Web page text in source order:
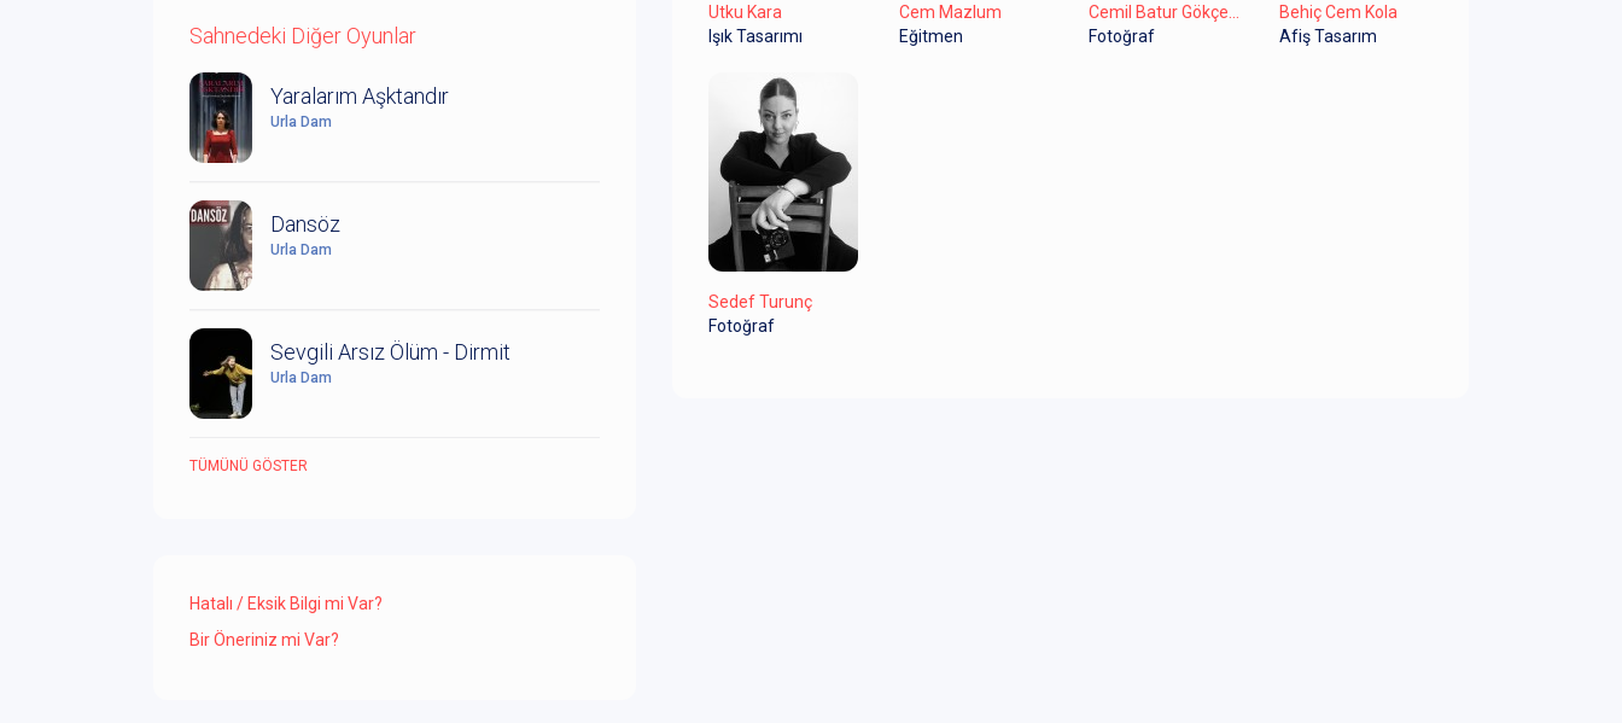
Sahnedeki Diğer Oyunlar
Yaralarım Aşktandır
Urla Dam
Dansöz
Urla Dam
Sevgili Arsız Ölüm - Dirmit
Urla Dam
TÜMÜNÜ GÖSTER
Hatalı / Eksik Bilgi mi Var?
Bir Öneriniz mi Var?
Utku Kara
Işık Tasarımı
Cem Mazlum
Eğitmen
Fotoğraf
Behiç Cem Kola
Afiş Tasarım
Sedef Turunç
Fotoğraf